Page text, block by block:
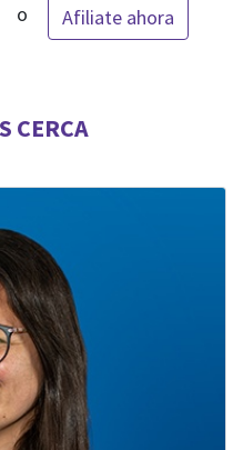
o Afiliate ahora
CERCA